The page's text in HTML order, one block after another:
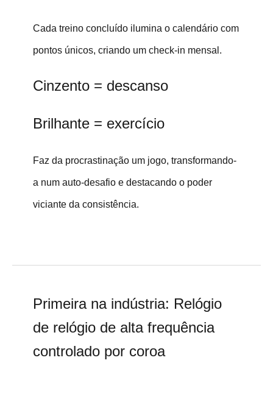
Cada treino concluído ilumina o calendário com
pontos únicos, criando um check-in mensal.
Cinzento = descanso
Brilhante = exercício
Faz da procrastinação um jogo, transformando-
a num auto-desafio e destacando o poder
viciante da consistência.
Primeira na indústria: Relógio
de relógio de alta frequência
controlado por coroa